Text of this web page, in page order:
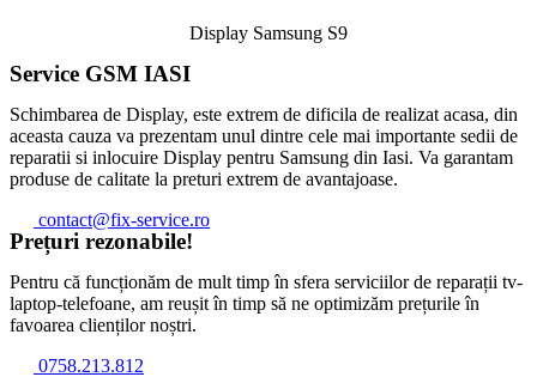
Display Samsung S9
Service GSM IASI
Schimbarea de Display, este extrem de dificila de realizat acasa, din
aceasta cauza va prezentam unul dintre cele mai importante sedii de
reparatii si inlocuire Display pentru Samsung din Iasi. Va garantam
produse de calitate la preturi extrem de avantajoase.
contact@fix-service.ro
Prețuri rezonabile!
Pentru că funcționăm de mult timp în sfera serviciilor de reparații tv-
laptop-telefoane, am reușit în timp să ne optimizăm prețurile în
favoarea clienților noștri.
0758.213.812